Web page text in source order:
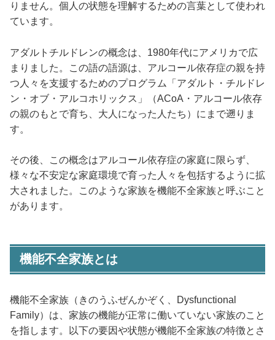
りません。個人の状態を理解するための言葉として使われ
ています。
アダルトチルドレンの概念は、1980年代にアメリカで広
まりました。この語の語源は、アルコール依存症の親を持
つ人々を支援するためのプログラム「アダルト・チルドレ
ン・オブ・アルコホリックス」（ACoA・アルコール依存
の親のもとで育ち、大人になった人たち）にまで遡りま
す。
その後、この概念はアルコール依存症の家庭に限らず、
様々な不安定な家庭環境で育った人々を包括するように拡
大されました。このような家族を機能不全家族と呼ぶこと
があります。
機能不全家族とは
機能不全家族（きのうふぜんかぞく、Dysfunctional
Family）は、家族の機能が正常に働いていない家族のこと
を指します。以下の要因や状態が機能不全家族の特徴とさ